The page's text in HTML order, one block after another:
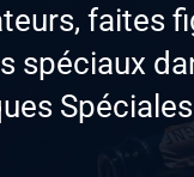
faites
spéciaux